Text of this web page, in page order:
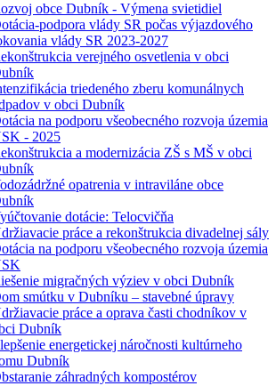
obce Dubník - Výmena svietidiel
podpora vlády SR počas výjazdového
vlády SR 2023-2027
verejného osvetlenia v obci
triedeného zberu komunálnych
v obci Dubník
na podporu všeobecného rozvoja územia
- 2025
a modernizácia ZŠ s MŠ v obci
opatrenia v intraviláne obce
dotácie: Telocvičňa
práce a rekonštrukcia divadelnej sály
na podporu všeobecného rozvoja územia
migračných výziev v obci Dubník
smútku v Dubníku – stavebné úpravy
práce a oprava časti chodníkov v
Dubník
energetickej náročnosti kultúrneho
Dubník
záhradných kompostérov